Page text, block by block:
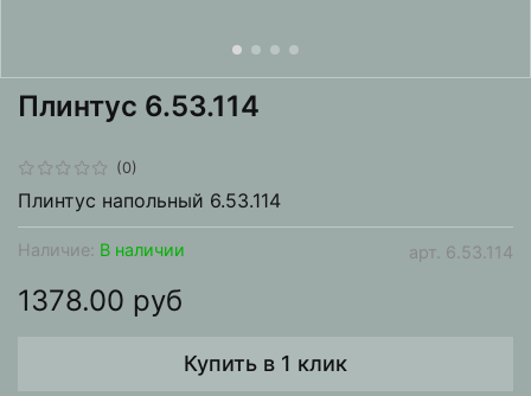
(0)
арт. 6.53.114
Наличие: В наличии
Плинтус 6.53.114
1378.00 руб
Купить в 1 клик
Плинтус напольный 6.53.114